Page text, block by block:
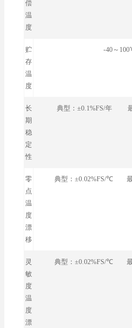
偿
温
度
贮
存
温
度
-40～
长
期
稳
定
性
典型：±0.1%FS/年 最
零
点
温
度
漂
移
典型：±0.02%FS/℃ 最
灵
敏
度
温
度
漂
典型：±0.02%FS/℃ 最